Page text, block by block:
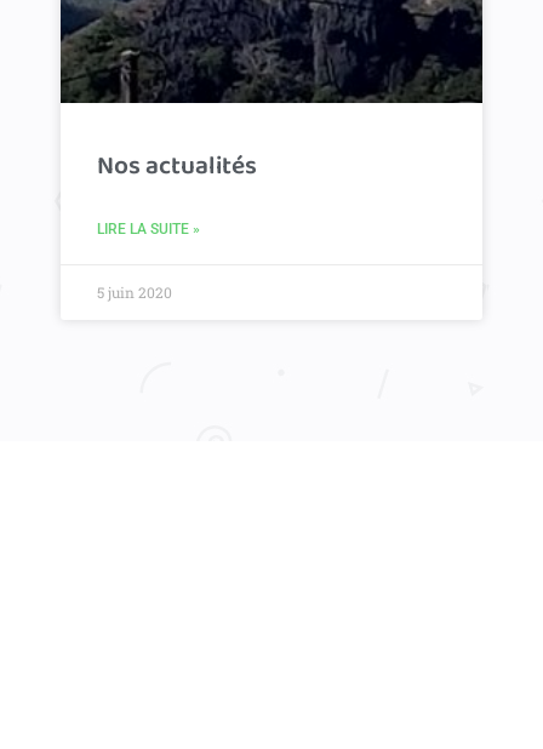
Nos actualités
LIRE LA SUITE »
5 juin 2020